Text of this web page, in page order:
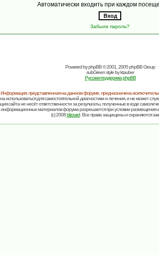
Автоматически входить при каждом
Забыли пароль?
Powered byphpBB© 2001, 2005 phpBB Group
subGreen style byktauber
Русская поддержка phpBB
Информация, представленная на данном форуме, предназначена
использоваться для самостоятельной диагностики и лечения, и не может
сайта не несёт ответственности за результаты, полученные в ходе
информационных материалов форума разрешается при условии размещения
(c) 2008blizzard. Все права защищены и охраняются